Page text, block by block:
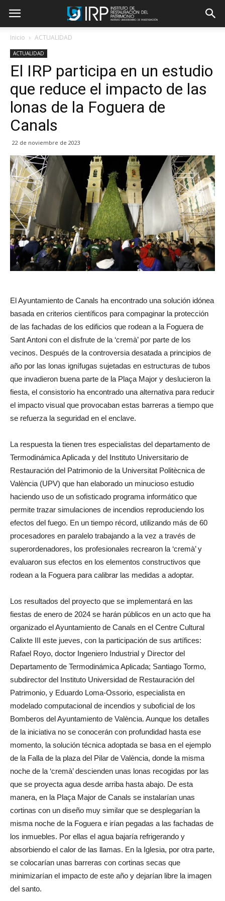
Inicio ACTUALIDAD
ACTUALIDAD
El IRP participa en un estudio
que reduce el impacto de las
lonas de la Foguera de
Canals
22 de noviembre de 2023
El Ayuntamiento de Canals ha encontrado una solución idónea
basada en criterios científicos para compaginar la protección
de las fachadas de los edificios que rodean a la Foguera de
Sant Antoni con el disfrute de la ‘cremà’ por parte de los
vecinos. Después de la controversia desatada a principios de
año por las lonas ignífugas sujetadas en estructuras de tubos
que invadieron buena parte de la Plaça Major y deslucieron la
fiesta, el consistorio ha encontrado una alternativa para reducir
el impacto visual que provocaban estas barreras a tiempo que
se refuerza la seguridad en el enclave.
La respuesta la tienen tres especialistas del departamento de
Termodinámica Aplicada y del Instituto Universitario de
Restauración del Patrimonio de la Universitat Politècnica de
València (UPV) que han elaborado un minucioso estudio
haciendo uso de un sofisticado programa informático que
permite trazar simulaciones de incendios reproduciendo los
efectos del fuego. En un tiempo récord, utilizando más de 60
procesadores en paralelo trabajando a la vez a través de
superordenadores, los profesionales recrearon la ‘cremà’ y
evaluaron sus efectos en los elementos constructivos que
rodean a la Foguera para calibrar las medidas a adoptar.
Los resultados del proyecto que se implementará en las
fiestas de enero de 2024 se harán públicos en un acto que ha
organizado el Ayuntamiento de Canals en el Centre Cultural
Calixte III este jueves, con la participación de sus artífices:
Rafael Royo, doctor Ingeniero Industrial y Director del
Departamento de Termodinámica Aplicada; Santiago Tormo,
subdirector del Instituto Universidad de Restauración del
Patrimonio, y Eduardo Loma-Ossorio, especialista en
modelado computacional de incendios y suboficial de los
Bomberos del Ayuntamiento de València. Aunque los detalles
de la iniciativa no se conocerán con profundidad hasta ese
momento, la solución técnica adoptada se basa en el ejemplo
de la Falla de la plaza del Pilar de València, donde la misma
noche de la ‘cremà’ descienden unas lonas recogidas por las
que se proyecta agua desde arriba hasta abajo. De esta
manera, en la Plaça Major de Canals se instalarían unas
cortinas con un diseño muy similar que se desplegarían la
misma noche de la Foguera e irían pegadas a las fachadas de
los inmuebles. Por ellas el agua bajaría refrigerando y
absorbiendo el calor de las llamas. En la Iglesia, por otra parte,
se colocarían unas barreras con cortinas secas que
minimizarían el impacto de este año y dejarían libre la imagen
del santo.